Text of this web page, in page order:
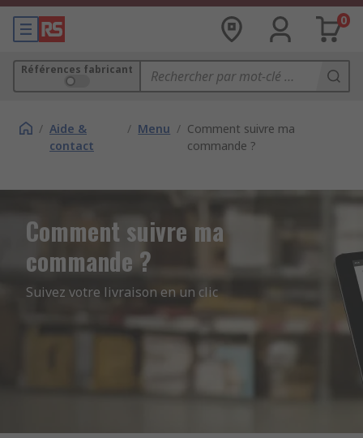
0
Références fabricant
/ Aide &
contact
/ Menu / Comment suivre ma
commande ?
Comment suivre ma
commande ?
Suivez votre livraison en un clic